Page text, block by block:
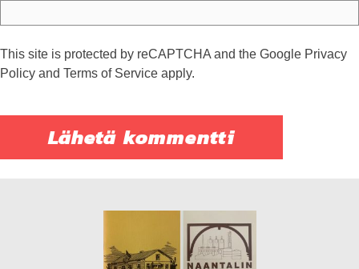
This site is protected by reCAPTCHA and the Google Privacy
Policy and Terms of Service apply.